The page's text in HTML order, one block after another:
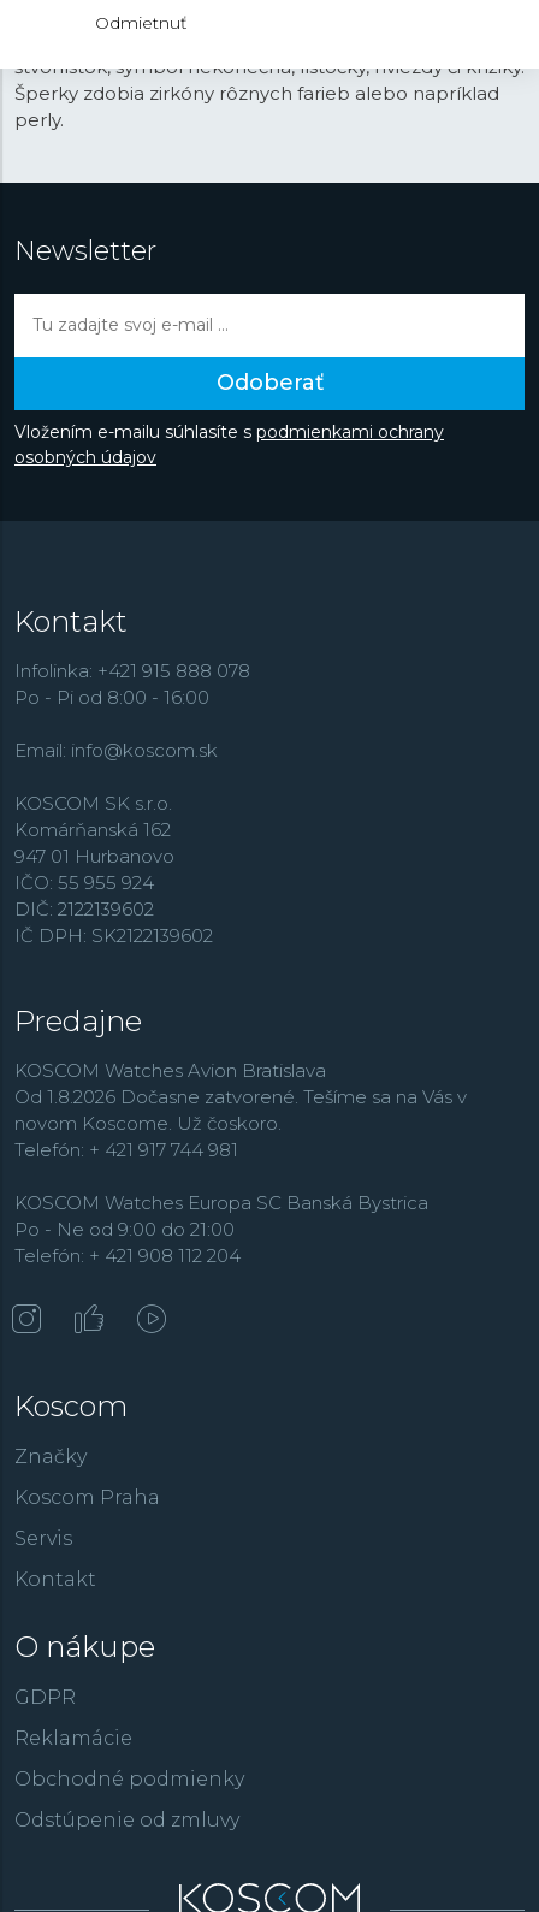
a nadčasový, hodí sa pre akúkoľvek udalosť. Kolekcia
štvorlístok, symbol nekonečna, lístočky, hviezdy či krížiky.
Šperky zdobia zirkóny rôznych farieb alebo napríklad
perly.
Newsletter
Odoberať
Vložením e-mailu súhlasíte s podmienkami ochrany
osobných údajov
Kontakt
Infolinka: +421 915 888 078
Po - Pi od 8:00 - 16:00
Email: info@koscom.sk
KOSCOM SK s.r.o.
Komárňanská 162
947 01 Hurbanovo
IČO: 55 955 924
DIČ: 2122139602
IČ DPH: SK2122139602
Predajne
KOSCOM Watches Avion Bratislava
Od 1.8.2026 Dočasne zatvorené. Tešíme sa na Vás v
novom Koscome. Už čoskoro.
Telefón: + 421 917 744 981
KOSCOM Watches Europa SC Banská Bystrica
Po - Ne od 9:00 do 21:00
Telefón: + 421 908 112 204
Koscom
Značky
Koscom Praha
Servis
Kontakt
O nákupe
GDPR
Reklamácie
Obchodné podmienky
Odstúpenie od zmluvy
Odmietnuť